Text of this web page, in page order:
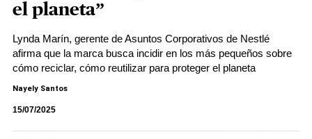
el planeta”
Lynda Marín, gerente de Asuntos Corporativos de Nestlé
afirma que la marca busca incidir en los más pequeños sobre
cómo reciclar, cómo reutilizar para proteger el planeta
Nayely Santos
15/07/2025